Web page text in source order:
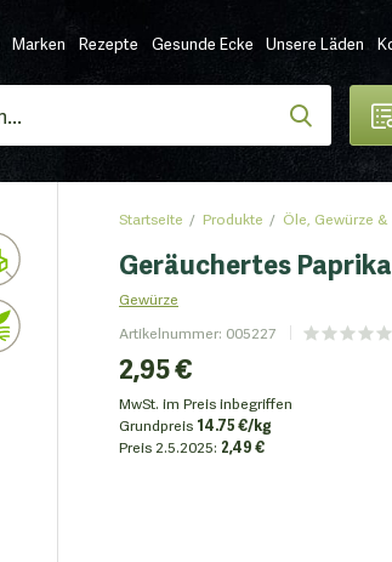
Marken Rezepte Gesunde Ecke Unsere Läden
Startseite Produkte Öle, Gewürze
Geräuchertes
Gewürze
Artikelnummer: 005227
2,95 €
MwSt. im Preis inbegriffen
Grundpreis 14.75 €/kg
Preis 2.5.2025: 2,49 €